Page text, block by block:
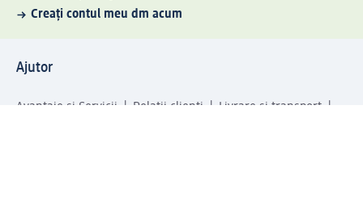
Creați contul meu dm acum
Ajutor
Avantaje și Servicii Relații clienți
Livrare și transport